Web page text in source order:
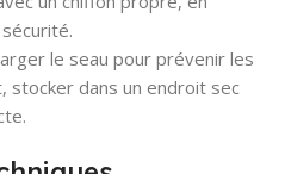
le seau pour prévenir les
stocker dans un endroit sec